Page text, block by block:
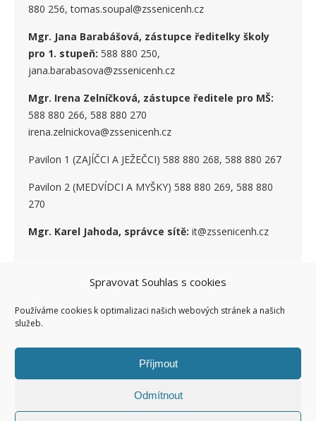
Spravovat Souhlas s cookies
Používáme cookies k optimalizaci našich webových stránek a našich
služeb.
Příjmout
Odmítnout
880 256, tomas.soupal@zssenicenh.cz
Mgr. Jana Barabášová, zástupce ředitelky školy
pro 1. stupeň: 588 880 250,
jana.barabasova@zssenicenh.cz
Mgr. Irena Zelníčková, zástupce ředitele pro MŠ:
588 880 266, 588 880 270
irena.zelnickova@zssenicenh.cz
Pavilon 1 (ZAJÍČCI A JEŽEČCI) 588 880 268, 588 880 267
Pavilon 2 (MEDVÍDCI A MYŠKY) 588 880 269, 588 880
270
Mgr. Karel Jahoda, správce sítě: it@zssenicenh.cz
SOCIÁLNÍ SÍTĚ